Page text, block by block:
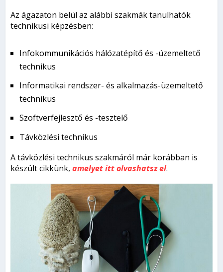
Az ágazaton belül az alábbi szakmák tanulhatók
technikusi képzésben:
Infokommunikációs hálózatépítő és -üzemeltető
technikus
Informatikai rendszer- és alkalmazás-üzemeltető
technikus
Szoftverfejlesztő és -tesztelő
Távközlési technikus
A távközlési technikus szakmáról már korábban is
készült cikkünk,amelyet itt olvashatsz el.